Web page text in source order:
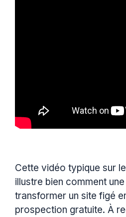
Cette vidéo typique sur
illustre bien comment
transformer un site figé
prospection gratuite. À